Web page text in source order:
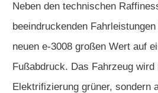
Neben den technischen
beeindruckenden
neuen e-3008 großen Wert auf
Fußabdruck. Das Fahrzeug
Elektrifizierung grüner, sondern